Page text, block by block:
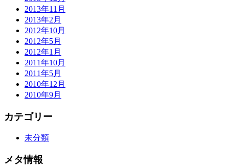
2013年11月
2013年2月
2012年10月
2012年5月
2012年1月
2011年10月
2011年5月
2010年12月
2010年9月
カテゴリー
未分類
メタ情報